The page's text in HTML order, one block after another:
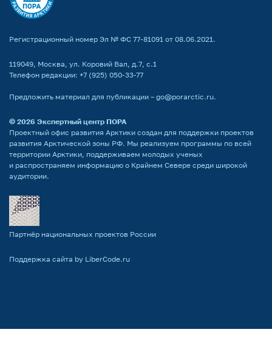
Регистрационный номер Эл № ФС 77-81091 от 08.06.2021.
119049, Москва, ул. Коровий Вал, д.7, с.1
Телефон редакции: +7 (925) 050-33-77
Предложить материал для публикации – go@porarctic.ru.
© 2026 Экспертный центр ПОРА
Проектный офис развития Арктики создан для поддержки проектов
развития Арктической зоны РФ. Мы реализуем программы по всей
территории Арктики, поддерживаем молодых ученых
и распространяем информацию о Крайнем Севере среди широкой
аудитории.
Партнёр национальных проектов России
Поддержка сайта by LiberCode.ru